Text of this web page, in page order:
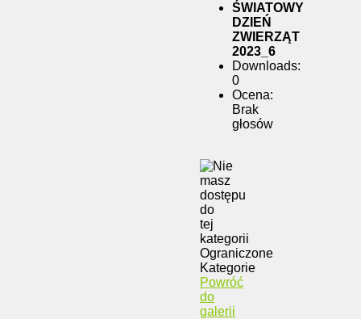
ŚWIATOWY
DZIEŃ
ZWIERZĄT
2023_6
Downloads:
0
Ocena:
Brak
głosów
Ograniczone
Kategorie
Powróć
do
galerii